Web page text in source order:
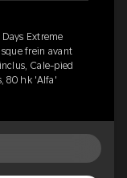
Extreme
frein avant
Cale-pied
80 hk 'Alfa'